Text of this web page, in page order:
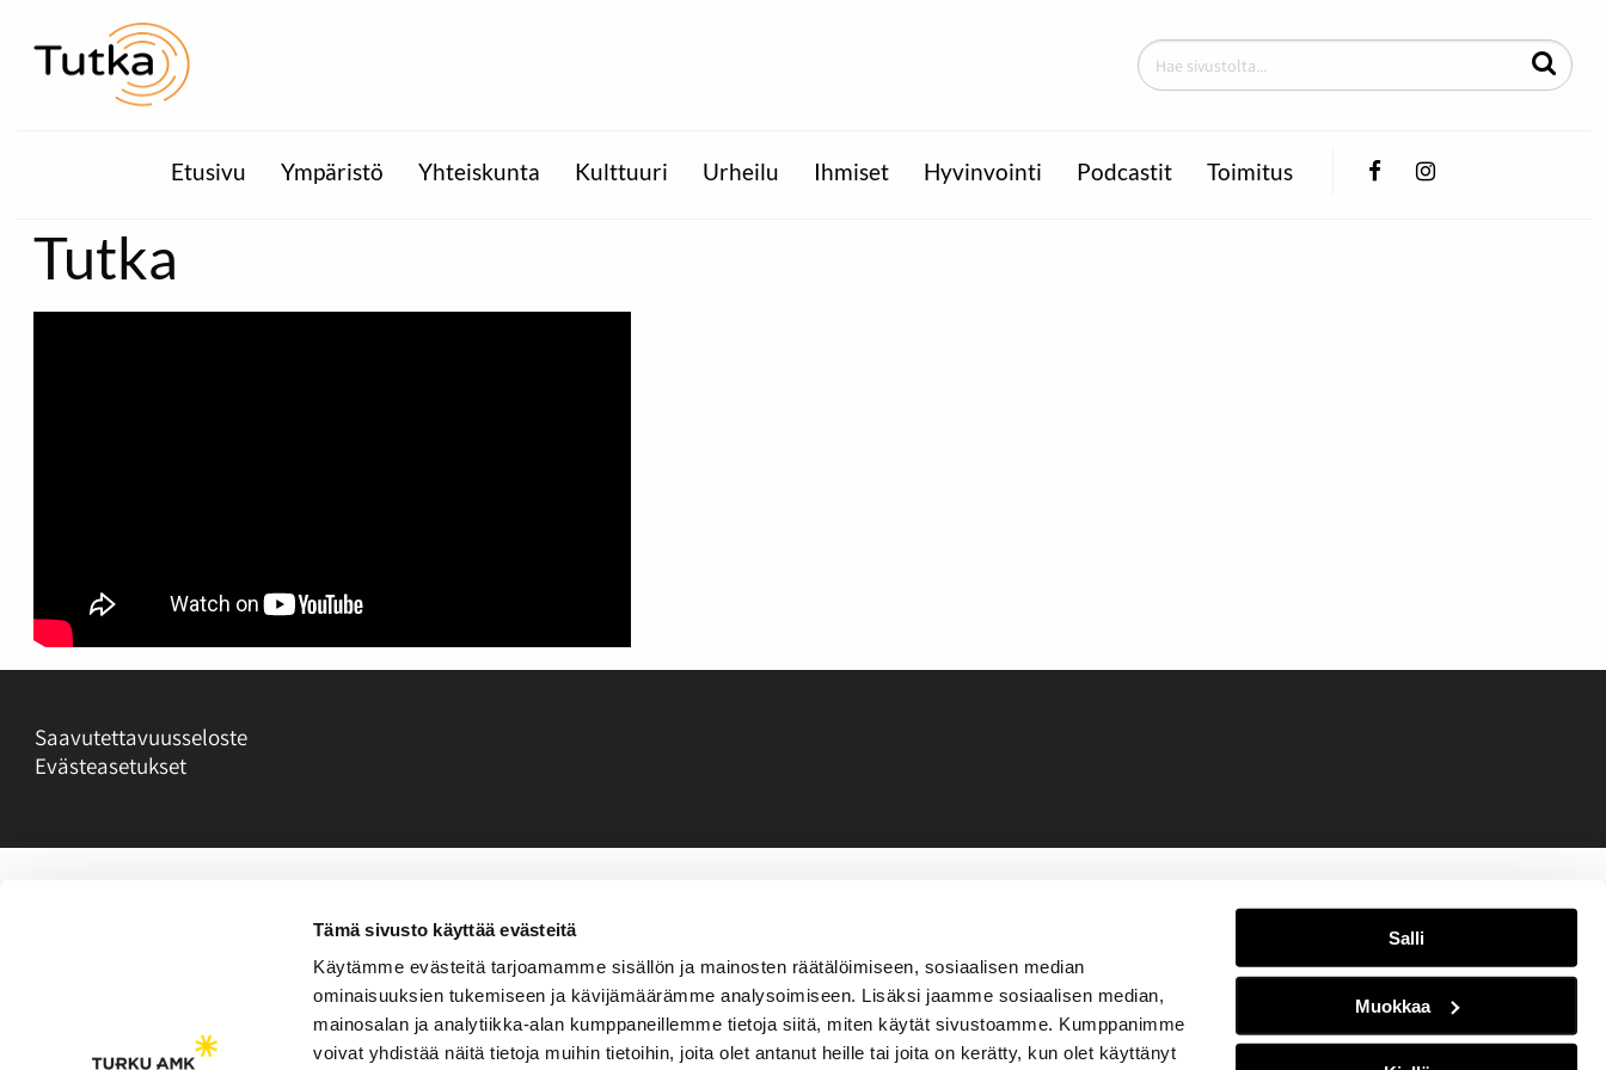
Tämä sivusto käyttää evästeitä
Käytämme evästeitä tarjoamamme sisällön ja mainosten räätälöimiseen, sosiaalisen median
ominaisuuksien tukemiseen ja kävijämäärämme analysoimiseen. Lisäksi jaamme sosiaalisen median,
mainosalan ja analytiikka-alan kumppaneillemme tietoja siitä, miten käytät sivustoamme. Kumppanimme
voivat yhdistää näitä tietoja muihin tietoihin, joita olet antanut heille tai joita on kerätty, kun olet käyttänyt
Salli
Muokkaa
Etusivu Ympäristö Yhteiskunta Kulttuuri Urheilu Ihmiset Hyvinvointi Podcastit Toimitus FacebookInstagram
Tutka
Saavutettavuusseloste
Evästeasetukset